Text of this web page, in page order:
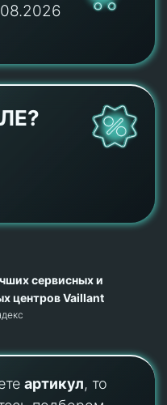
сервисных и
центров Vaillant
артикул, то